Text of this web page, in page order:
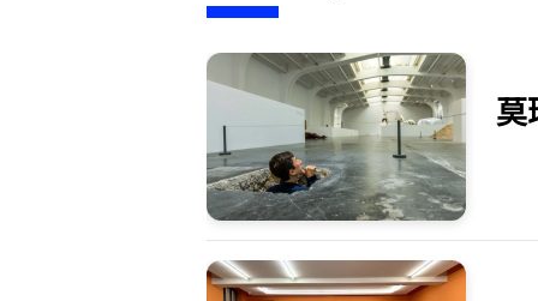
莫